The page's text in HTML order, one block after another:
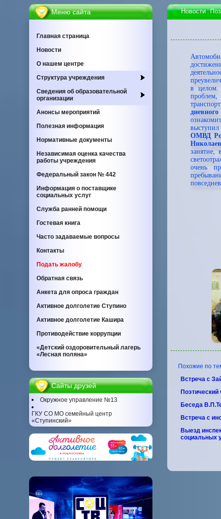
Меню сайта
Главная страница
Новости
О нашем центре
Cтруктура учреждения
Сведения об образовательной
организации
Анонсы мероприятий
Полезная информация
Нормативные документы
Независимая оценка качества
работы учреждения
Федеральный закон № 442
Информация о поставщике
социальных услуг
Служба ранней помощи
Гостевая книга
Часто задаваемые вопросы
Контакты
Подать жалобу
Обратная связь
Анкета для опроса граждан
Активное долголетие Ступино
Активное долголетие Кашира
Противодействие коррупции
«Детский оздоровительный лагерь
«Лесная поляна»
Сайты друзей
Окружное управление №13
ГКУ СО МО семейный центр
«Ступинский»
Новости:
в целом.
ОМВД
занятие,
очень
Похожие по
Встреча с
Беседа
Встреча с
Выезд
социальных